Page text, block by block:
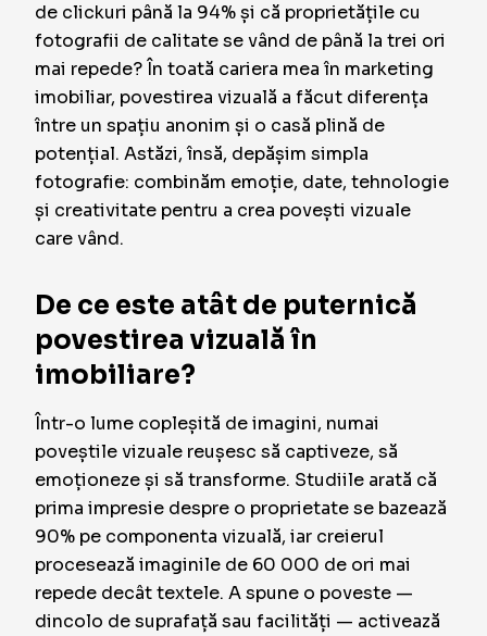
de clickuri până la 94% și că proprietățile cu
fotografii de calitate se vând de până la trei ori
mai repede? În toată cariera mea în marketing
imobiliar, povestirea vizuală a făcut diferența
între un spațiu anonim și o casă plină de
potențial. Astăzi, însă, depășim simpla
fotografie: combinăm emoție, date, tehnologie
și creativitate pentru a crea povești vizuale
care vând.
De ce este atât de puternică
povestirea vizuală în
imobiliare?
Într-o lume copleșită de imagini, numai
poveștile vizuale reușesc să captiveze, să
emoționeze și să transforme. Studiile arată că
prima impresie despre o proprietate se bazează
90% pe componenta vizuală, iar creierul
procesează imaginile de 60 000 de ori mai
repede decât textele. A spune o poveste —
dincolo de suprafață sau facilități — activează